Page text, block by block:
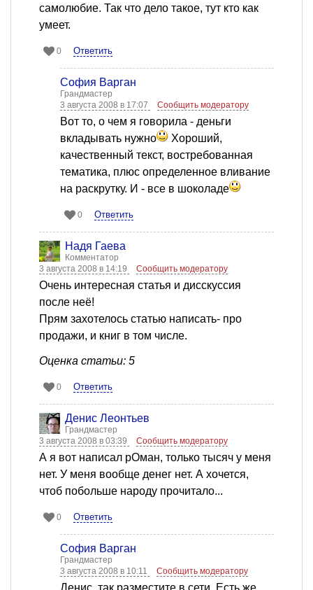
самолюбие. Так что дело такое, тут кто как
умеет.
0 Ответить
София Варган
Грандмастер
3 августа 2008 в 17:07
Сообщить модератору
Вот то, о чем я говорила - деньги
вкладывать нужно
Хороший,
качественный текст, востребованная
тематика, плюс определенное вливание
на раскрутку. И - все в шоколаде
0 Ответить
Надя Гаева
Комментатор
3 августа 2008 в 14:19
Сообщить модератору
Очень интересная статья и дисскуссия
после неё!
Прям захотелось статью написать- про
продажи, и книг в том числе.
Оценка статьи: 5
0 Ответить
Денис Леонтьев
Грандмастер
3 августа 2008 в 03:39
Сообщить модератору
А я вот написал рОман, только тысяч у меня
нет. У меня вообще денег нет. А хочется,
чтоб побольше народу прочитало...
0 Ответить
София Варган
Грандмастер
3 августа 2008 в 10:11
Сообщить модератору